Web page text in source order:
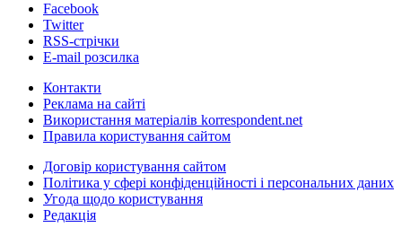
Facebook
Twitter
RSS-стрічки
E-mail розсилка
Контакти
Реклама на сайті
Використання матеріалів korrespondent.net
Правила користування сайтом
Договір користування сайтом
Політика у сфері конфіденційності і персональних даних
Угода щодо користування
Редакція